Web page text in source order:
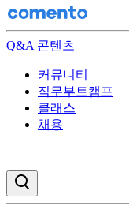
Q&A 콘텐츠
커뮤니티
직무부트캠프
클래스
채용